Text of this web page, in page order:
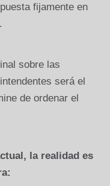
fijamente en
sobre las
será el
de ordenar el
la realidad es